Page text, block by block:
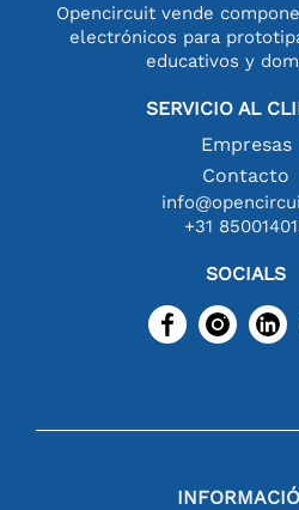
Opencircuit vende
electrónicos para
educativos y
SERVICIO AL
Empresas
Contacto
+31
SOCIALS